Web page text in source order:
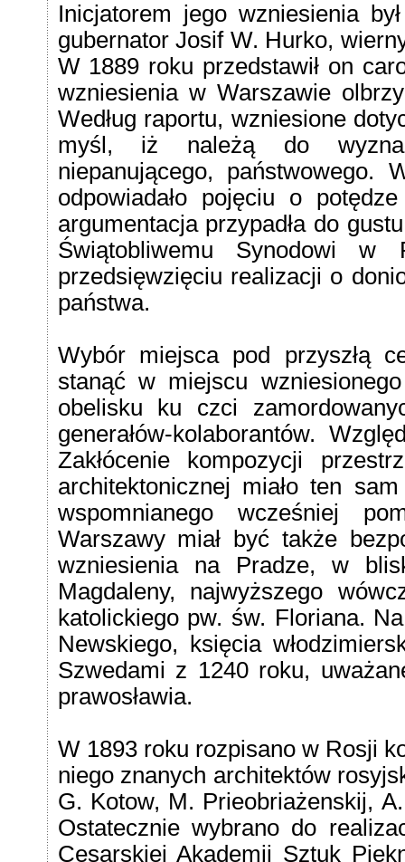
Inicjatorem jego wzniesienia
gubernator Josif W. Hurko,
W 1889 roku przedstawił on
wzniesienia w Warszawie
Według raportu, wzniesione
myśl, iż należą do
niepanującego, państwowego.
odpowiadało pojęciu o
argumentacja przypadła do
Świątobliwemu Synodowi w
przedsięwzięciu realizacji o
państwa.
Wybór miejsca pod przyszłą
stanąć w miejscu
obelisku ku czci
generałów-kolaborantów.
Zakłócenie kompozycji
architektonicznej miało ten
wspomnianego wcześniej
Warszawy miał być także
wzniesienia na Pradze, w
Magdaleny, najwyższego
katolickiego pw. św. Floriana.
Newskiego, księcia
Szwedami z 1240 roku,
prawosławia.
W 1893 roku rozpisano w Rosji
niego znanych architektów
G. Kotow, M. Prieobriażenskij,
Ostatecznie wybrano do
Cesarskiej Akademii Sztuk